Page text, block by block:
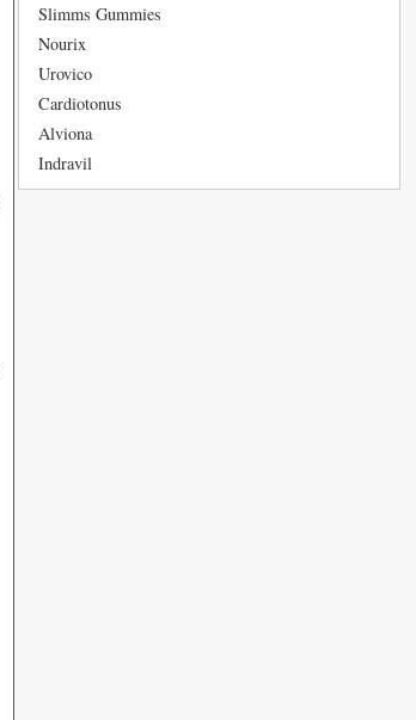
Slimms Gummies
Nourix
Urovico
Cardiotonus
Alviona
Indravil